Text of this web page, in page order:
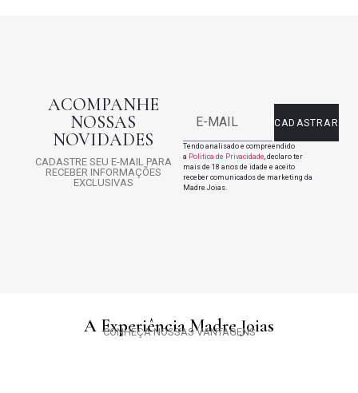
ACOMPANHE
NOSSAS
NOVIDADES
CADASTRE SEU E-MAIL PARA
RECEBER INFORMAÇÕES
EXCLUSIVAS
CADASTRAR
Tendo analisado e compreendido
a Politica de Privacidade, declaro ter
mais de 18 anos de idade e aceito
receber comunicados de marketing da
Madre Joias.
A Experiência Madre Joias
CONHEÇA NOSSAS VANTAGENS